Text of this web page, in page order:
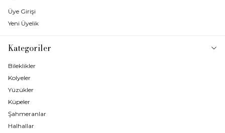
Üye Girişi
Yeni Üyelik
Kategoriler
Bileklikler
Kolyeler
Yüzükler
Küpeler
Şahmeranlar
Halhallar